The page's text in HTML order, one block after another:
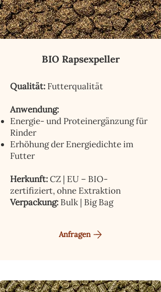
BIO Rapsexpeller
Qualität: Futterqualität
Anwendung:
Energie- und Proteinergänzung für
Rinder
Erhöhung der Energiedichte im
Futter
Herkunft:CZ | EU – BIO-
zertifiziert, ohne Extraktion
Verpackung: Bulk | Big Bag
Anfragen